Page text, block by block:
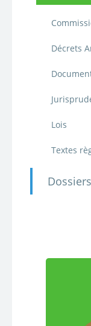
Décrets
Lois
Textes